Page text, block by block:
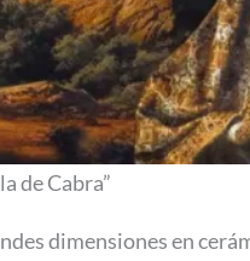
de Cabra”
dimensiones en